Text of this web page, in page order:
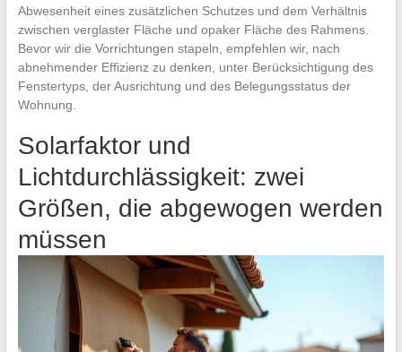
Abwesenheit eines zusätzlichen Schutzes und dem Verhältnis
zwischen verglaster Fläche und opaker Fläche des Rahmens.
Bevor wir die Vorrichtungen stapeln, empfehlen wir, nach
abnehmender Effizienz zu denken, unter Berücksichtigung des
Fenstertyps, der Ausrichtung und des Belegungsstatus der
Wohnung.
Solarfaktor und
Lichtdurchlässigkeit: zwei
Größen, die abgewogen werden
müssen